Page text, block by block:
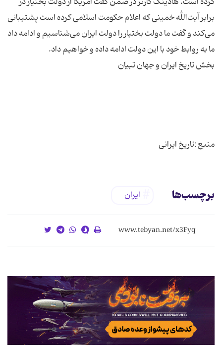
برابر آیت‌الله خمینی که اعلام حکومت اسلامی کرده است پشتیبانی
می‌کند و گفت ما دولت بختیار را دولت ایران می‌شناسیم و ادامه داد
منبع :تاریخ ایرانی
برچسب‌ها ایران